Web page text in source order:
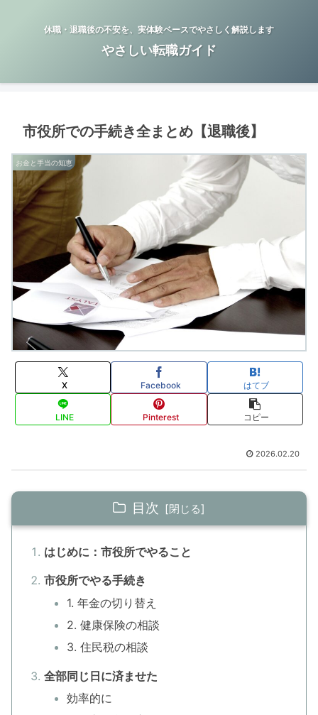
休職・退職後の不安を、実体験ベースでやさしく解説します
やさしい転職ガイド
市役所での手続き全まとめ【退職後】
お金と手当の知恵
X Facebook はてブ
LINE Pinterest コピー
2026.02.20
目次
はじめに：市役所でやること
市役所でやる手続き
1. 年金の切り替え
2. 健康保険の相談
3. 住民税の相談
全部同じ日に済ませた
効率的に